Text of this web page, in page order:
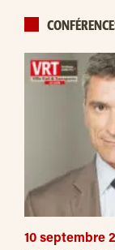
10 septembre